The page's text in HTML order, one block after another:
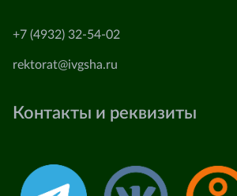
+7 (4932) 32-54-02
rektorat@ivgsha.ru
Контакты и реквизиты